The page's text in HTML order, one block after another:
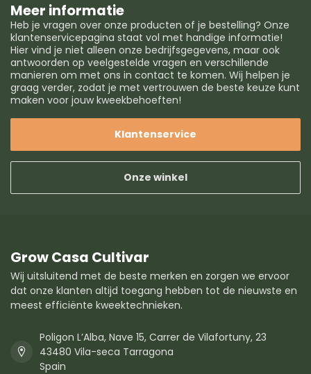
Meer informatie
Heb je vragen over onze producten of je bestelling? Onze
klantenservicepagina staat vol met handige informatie!
Hier vind je niet alleen onze bedrijfsgegevens, maar ook
antwoorden op veelgestelde vragen en verschillende
manieren om met ons in contact te komen. Wij helpen je
graag verder, zodat je met vertrouwen de beste keuze kunt
maken voor jouw kweekbehoeften!
Klantenservice
Onze winkel
Grow Casa Cultivar
Wij uitsluitend met de beste merken en zorgen we ervoor
dat onze klanten altijd toegang hebben tot de nieuwste en
meest efficiënte kweektechnieken.
Poligon L’Alba, Nave 15, Carrer de Vilafortuny, 23
43480 Vila-seca Tarragona
Spain